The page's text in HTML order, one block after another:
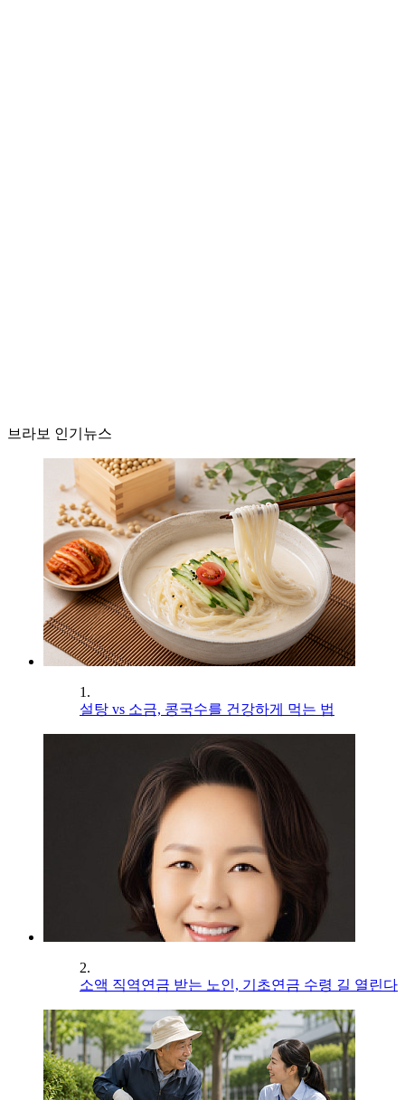
브라보 인기뉴스
1.
설탕 vs 소금, 콩국수를 건강하게 먹는 법
2.
소액 직역연금 받는 노인, 기초연금 수령 길 열린다